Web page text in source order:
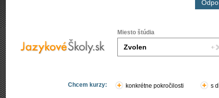
Miesto štúdia
Chcem kurzy: konkrétne pokročilosti s